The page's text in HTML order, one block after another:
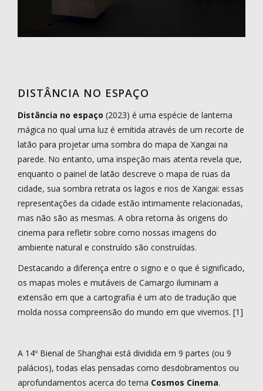
DISTÂNCIA NO ESPAÇO
Distância no espaço (2023) é uma espécie de lanterna
mágica no qual uma luz é emitida através de um recorte de
latão para projetar uma sombra do mapa de Xangai na
parede. No entanto, uma inspeção mais atenta revela que,
enquanto o painel de latão descreve o mapa de ruas da
cidade, sua sombra retrata os lagos e rios de Xangai: essas
representações da cidade estão intimamente relacionadas,
mas não são as mesmas. A obra retorna às origens do
cinema para refletir sobre como nossas imagens do
ambiente natural e construído são construídas.
Destacando a diferença entre o signo e o que é significado,
os mapas moles e mutáveis de Camargo iluminam a
extensão em que a cartografia é um ato de tradução que
molda nossa compreensão do mundo em que vivemos. [1]
A 14º Bienal de Shanghai está dividida em 9 partes (ou 9
palácios), todas elas pensadas como desdobramentos ou
aprofundamentos acerca do tema Cosmos Cinema.